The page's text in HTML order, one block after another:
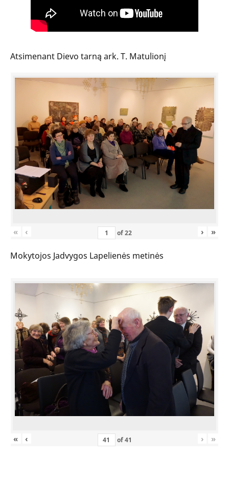
Atsimenant Dievo tarną ark. T. Matulionį
« ‹ of22 › »
Mokytojos Jadvygos Lapelienės metinės
« ‹ of41 › »